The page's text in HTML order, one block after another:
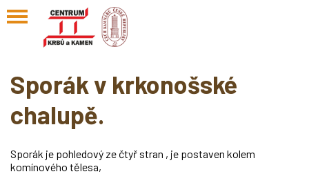
Sporák v krkonošské
chalupě.
Sporák je pohledový ze čtyř stran , je postaven kolem
komínového tělesa,